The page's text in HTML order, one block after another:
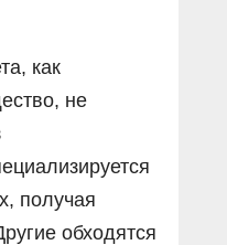
как
не
получая
обходятся